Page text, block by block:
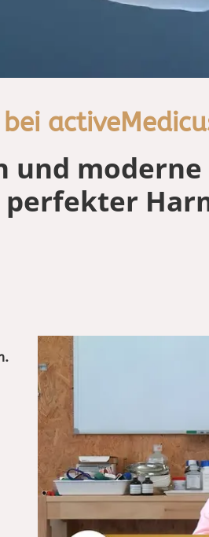
moderne
perfekter